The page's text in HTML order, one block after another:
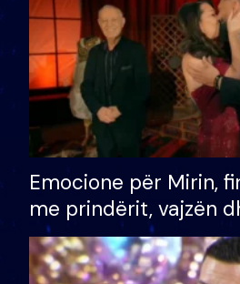
Emocione për Mirin,
me prindërit, vajzën
bashkëshorten:
divorci apo jo?